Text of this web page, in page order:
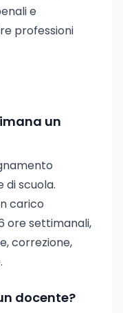
e
professioni
un
di scuola.
carico
ore settimanali,
correzione,
docente?